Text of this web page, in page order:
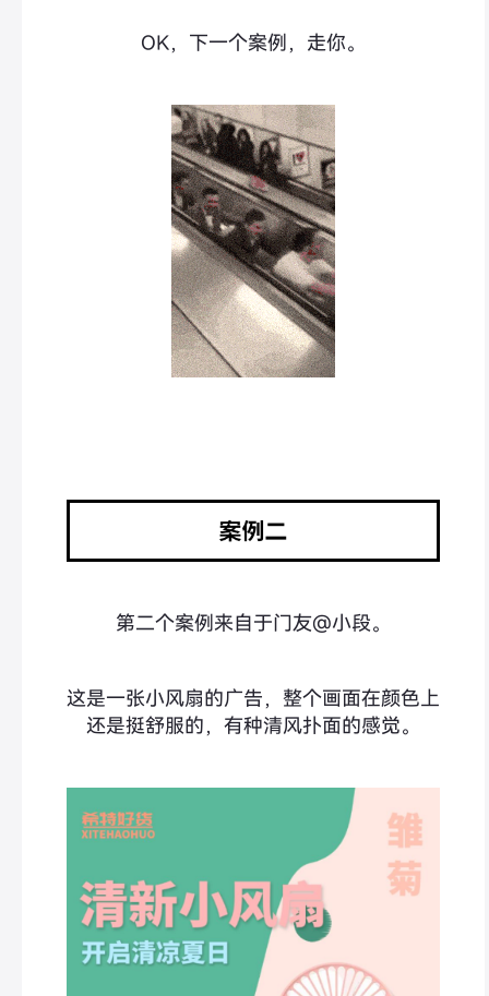
OK，下一个案例，走你。
第二个案例来自于门友@小段。
这是一张小风扇的广告，整个画面在颜色上
还是挺舒服的，有种清风扑面的感觉。